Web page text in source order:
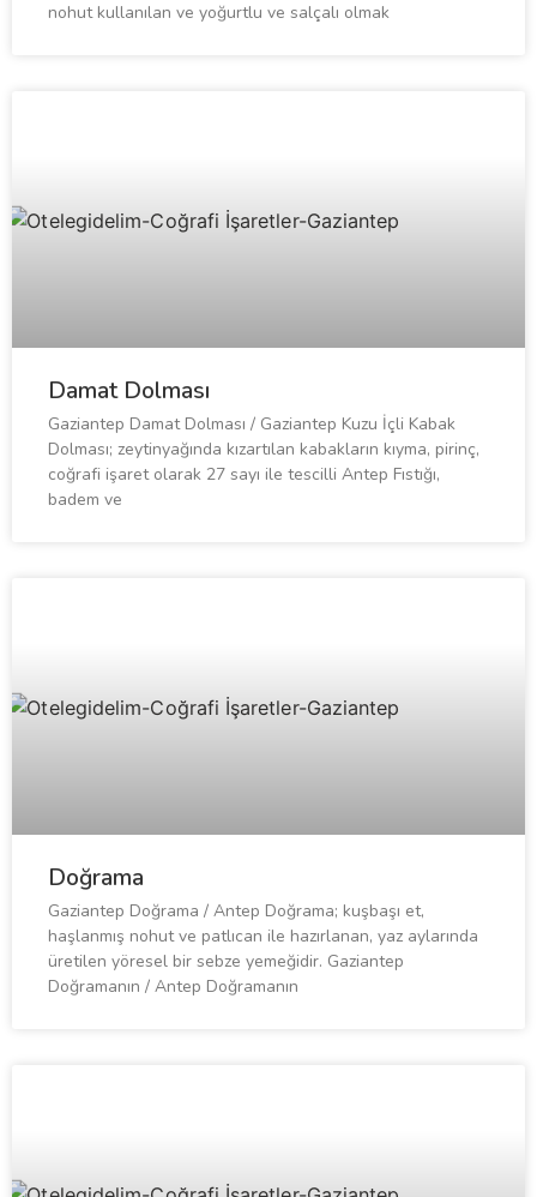
nohut kullanılan ve yoğurtlu ve salçalı olmak
Damat Dolması
Gaziantep Damat Dolması / Gaziantep Kuzu İçli Kabak
Dolması; zeytinyağında kızartılan kabakların kıyma, pirinç,
coğrafi işaret olarak 27 sayı ile tescilli Antep Fıstığı,
badem ve
Doğrama
Gaziantep Doğrama / Antep Doğrama; kuşbaşı et,
haşlanmış nohut ve patlıcan ile hazırlanan, yaz aylarında
üretilen yöresel bir sebze yemeğidir. Gaziantep
Doğramanın / Antep Doğramanın